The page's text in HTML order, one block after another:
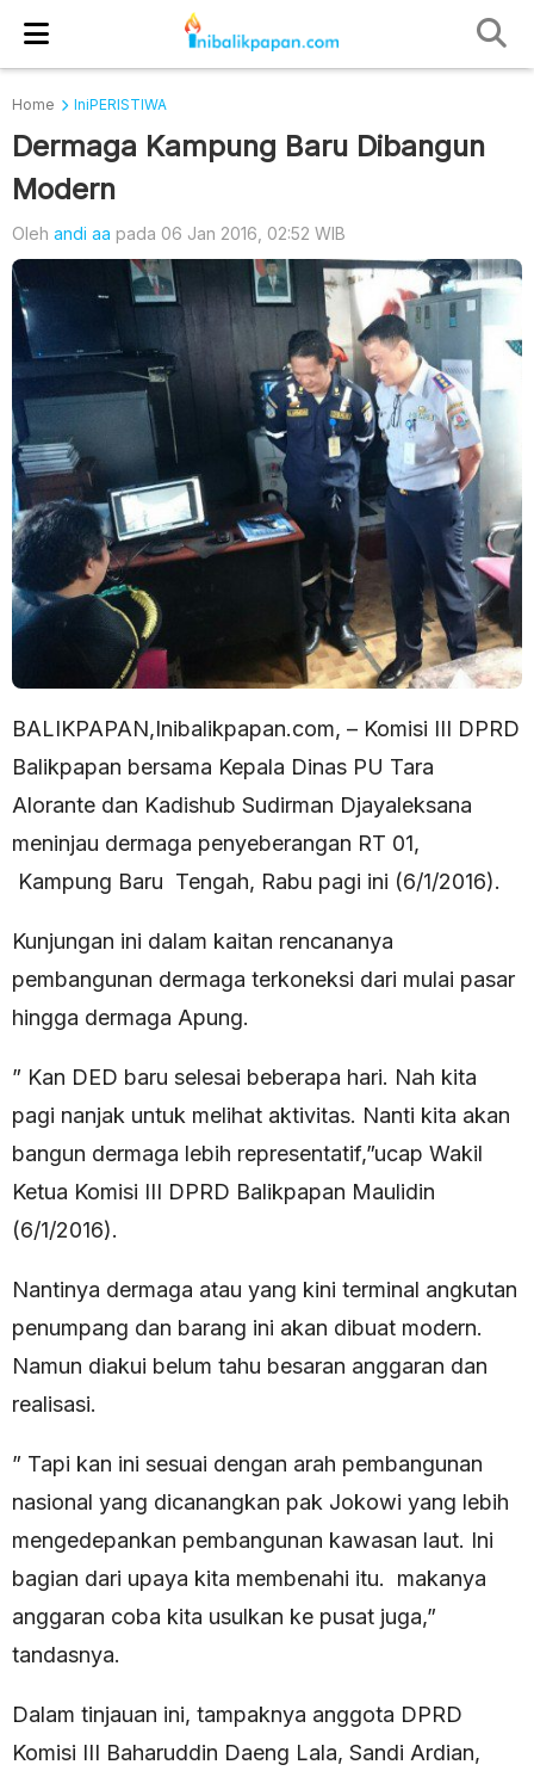
Home IniPERISTIWA
Dermaga Kampung Baru Dibangun
Modern
Oleh andi aa pada 06 Jan 2016, 02:52 WIB
BALIKPAPAN,Inibalikpapan.com, – Komisi III DPRD
Balikpapan bersama Kepala Dinas PU Tara
Alorante dan Kadishub Sudirman Djayaleksana
meninjau dermaga penyeberangan RT 01,
Kampung Baru Tengah, Rabu pagi ini (6/1/2016).
Kunjungan ini dalam kaitan rencananya
pembangunan dermaga terkoneksi dari mulai pasar
hingga dermaga Apung.
” Kan DED baru selesai beberapa hari. Nah kita
pagi nanjak untuk melihat aktivitas. Nanti kita akan
bangun dermaga lebih representatif,”ucap Wakil
Ketua Komisi III DPRD Balikpapan Maulidin
(6/1/2016).
Nantinya dermaga atau yang kini terminal angkutan
penumpang dan barang ini akan dibuat modern.
Namun diakui belum tahu besaran anggaran dan
realisasi.
” Tapi kan ini sesuai dengan arah pembangunan
nasional yang dicanangkan pak Jokowi yang lebih
mengedepankan pembangunan kawasan laut. Ini
bagian dari upaya kita membenahi itu. makanya
anggaran coba kita usulkan ke pusat juga,”
tandasnya.
Dalam tinjauan ini, tampaknya anggota DPRD
Komisi III Baharuddin Daeng Lala, Sandi Ardian,